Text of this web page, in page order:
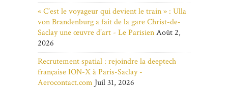
« C’est le voyageur qui devient le train » : Ulla
von Brandenburg a fait de la gare Christ-de-
Saclay une œuvre d’art - Le ParisienAoût 2,
2026
Recrutement spatial : rejoindre la deeptech
française ION-X à Paris-Saclay -
Aerocontact.com Juil 31, 2026